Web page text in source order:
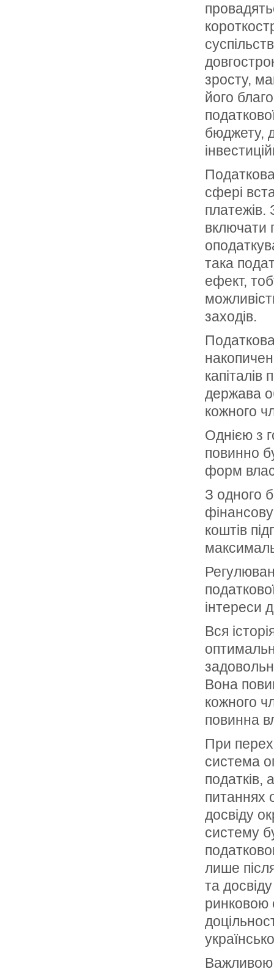
зросту,
його
бюджету,
сфері
платежів.
включати
така
ефект,
заходів.
держава
кожного
Однією з
повинно
форм
З одного
коштів
інтереси
Вся
Вона
кожного
повинна
При
система
податків,
питаннях
досвіду
систему
лише
та
ринковою
Важливою